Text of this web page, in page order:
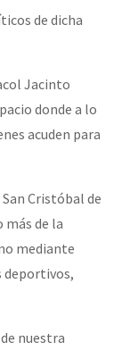
de dicha
Jacinto
donde a lo
acuden para
Cristóbal de
más de la
mediante
deportivos,
nuestra